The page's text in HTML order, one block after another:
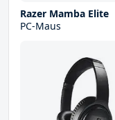
Razer Mamba Elite
PC-Maus